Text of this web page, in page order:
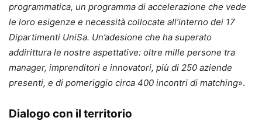
programmatica, un programma di accelerazione che vede
le loro esigenze e necessità collocate all’interno dei 17
Dipartimenti UniSa. Un’adesione che ha superato
addirittura le nostre aspettative: oltre mille persone tra
manager, imprenditori e innovatori, più di 250 aziende
presenti, e di pomeriggio circa 400 incontri di matching».
Dialogo con il territorio